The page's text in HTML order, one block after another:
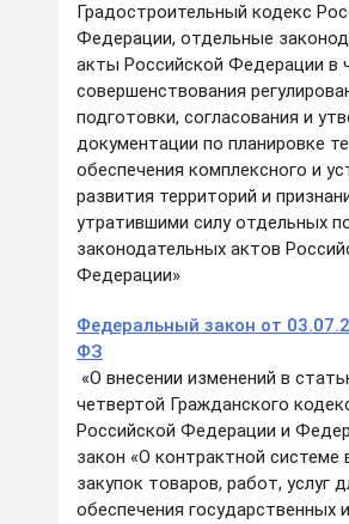
Градостроительный кодекс
Федерации, отдельные
акты Российской Федерации в
совершенствования
подготовки, согласования и
документации по планировке
обеспечения комплексного и
развития территорий и
утратившими силу отдельных
законодательных актов
Федерации»
Федеральный закон от
ФЗ
«О внесении изменений в
четвертой Гражданского
Российской Федерации и
закон «О контрактной системе
закупок товаров, работ, услуг
обеспечения государственных и